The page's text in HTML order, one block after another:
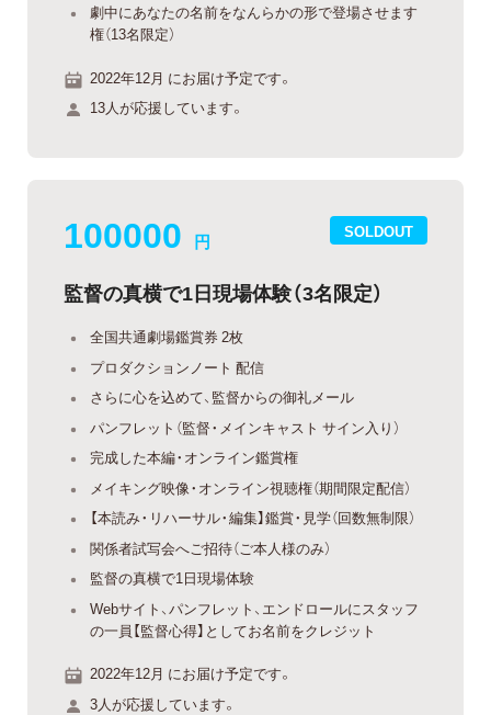
劇中にあなたの名前をなんらかの形で登場させます
権（13名限定）
2022年12月 にお届け予定です。
13人が応援しています。
SOLDOUT
100000 円
監督の真横で1日現場体験（3名限定）
全国共通劇場鑑賞券 2枚
プロダクションノート 配信
さらに心を込めて、監督からの御礼メール
パンフレット（監督・メインキャスト サイン入り）
完成した本編・オンライン鑑賞権
メイキング映像・オンライン視聴権（期間限定配信）
【本読み・リハーサル・編集】鑑賞・見学（回数無制限）
関係者試写会へご招待（ご本人様のみ）
監督の真横で1日現場体験
Webサイト、パンフレット、エンドロールにスタッフ
の一員【監督心得】としてお名前をクレジット
2022年12月 にお届け予定です。
3人が応援しています。